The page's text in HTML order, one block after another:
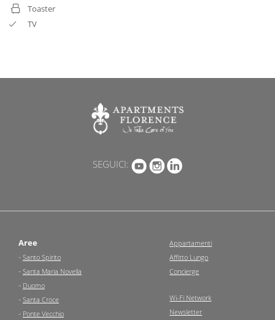
Toaster
TV
SEGUICI:
Aree
- Santo Spirito
- Santa Maria Novella
- Duomo
- Santa Croce
- Ponte Vecchio
Appartamenti
Affitto Lungo
Concierge
Wi-Fi Network
Newsletter